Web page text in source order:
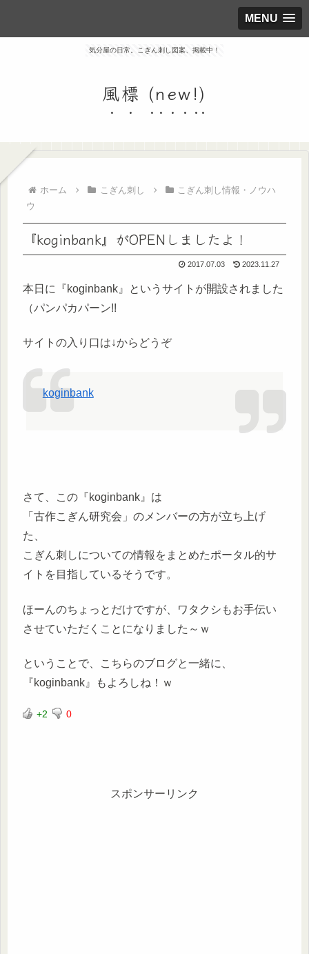
MENU
気分屋の日常。こぎん刺し図案、掲載中！
風標 (new!)
ホーム こぎん刺し
こぎん刺し情報・ノウハ
ウ
『koginbank』がOPENしましたよ！
2017.07.03 2023.11.27
本日に『koginbank』というサイトが開設されました
（パンパカパーン!!
サイトの入り口は↓からどうぞ
koginbank
さて、この『koginbank』は
「古作こぎん研究会」のメンバーの方が立ち上げ
た、
こぎん刺しについての情報をまとめたポータル的サ
イトを目指しているそうです。
ほーんのちょっとだけですが、ワタクシもお手伝い
させていただくことになりました～ｗ
ということで、こちらのブログと一緒に、
『koginbank』もよろしね！ｗ
+2 0
スポンサーリンク